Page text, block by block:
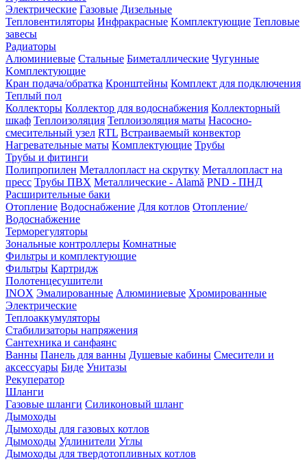
Электрические Газовые Дизельные
Тепловентиляторы Инфракрасные Kомплектующие Тепловые
завесы
Радиаторы
Алюминиевые Стальные Биметаллические Чугунные
Kомплектующие
Кран подача/обратка Кронштейны Комплект для подключения
Теплый пол
Коллекторы Коллектор для водоснабжения Коллекторный
шкаф Теплоизоляция Теплоизоляция маты Насосно-
смесительный узел RTL Встраиваемый конвектор
Нагревательные маты Kомплектующие Трубы
Трубы и фитинги
Полипропилен Металлопласт на скрутку Металлопласт на
пресс Трубы ПВХ Металлические - Alamă PND - ПНД
Расширительные баки
Отопление Водоснабжение Для котлов Отопление/
Водоснабжение
Терморегуляторы
Зональные контроллеры Комнатные
Фильтры и комплектующие
Фильтры Картридж
Полотенцесушители
INOX Эмалированные Алюминиевые Хромированные
Электрические
Теплоаккумуляторы
Стабилизаторы напряжения
Сантехника и санфаянс
Ванны Панель для ванны Душевые кабины Смесители и
аксессуары Биде Унитазы
Рекуператор
Шланги
Газовые шланги Силиконовый шланг
Дымоходы
Дымоходы для газовых котлов
Дымоходы Удлинители Углы
Дымоходы для твердотопливных котлов